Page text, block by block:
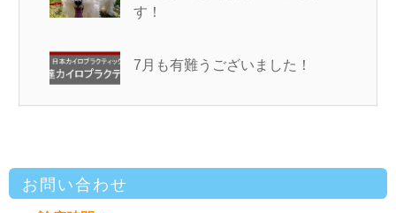
す！
7月も有難うございました！
お問い合わせ